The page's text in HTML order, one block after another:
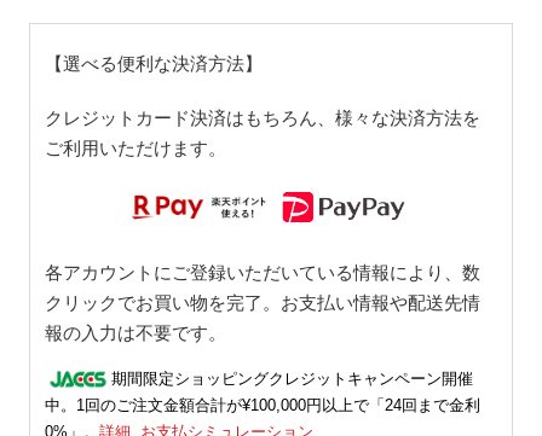
【選べる便利な決済方法】
クレジットカード決済はもちろん、様々な決済方法を
ご利用いただけます。
各アカウントにご登録いただいている情報により、数
クリックでお買い物を完了。お支払い情報や配送先情
報の入力は不要です。
期間限定ショッピングクレジットキャンペーン開催
中。1回のご注文金額合計が¥100,000円以上で「24回まで金利
0%」。 詳細 お支払シミュレーション